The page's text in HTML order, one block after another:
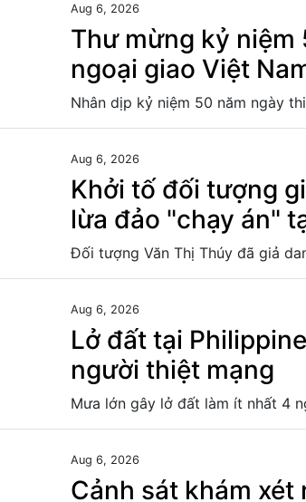
Aug 6, 2026
Thư mừng kỷ niệm
ngoại giao Việt
Aug 6, 2026
Khởi tố đối tượng
lừa đảo "chạy án"
Aug 6, 2026
Lở đất tại
người thiệt mạng
Aug 6, 2026
Cảnh sát khám xét